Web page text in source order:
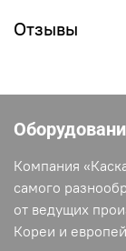
Отзывы
Компания
самого
от ведущих
Кореи и